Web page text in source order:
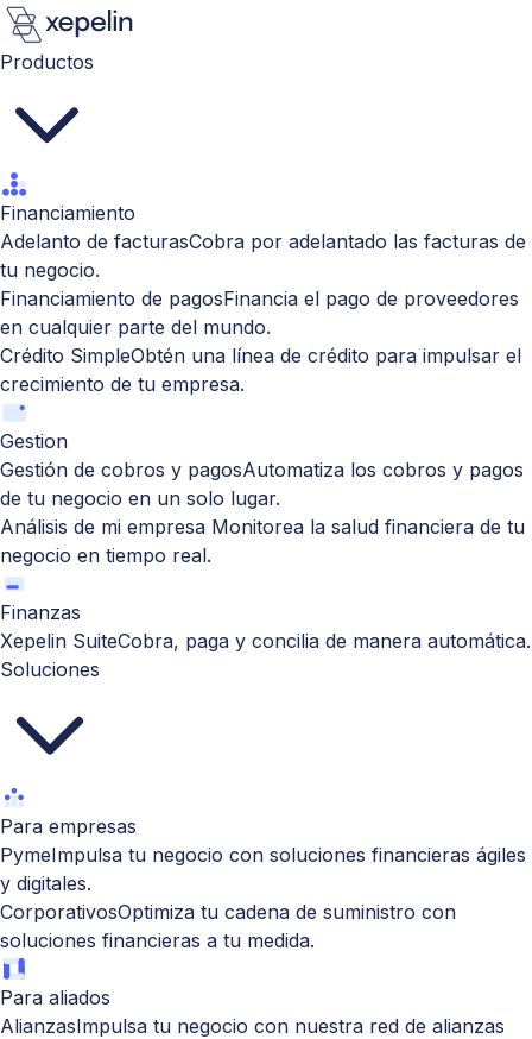
Productos
Financiamiento
Adelanto de facturasCobra por adelantado las facturas de
tu negocio.
Financiamiento de pagosFinancia el pago de proveedores
en cualquier parte del mundo.
Crédito SimpleObtén una línea de crédito para impulsar el
crecimiento de tu empresa.
Gestion
Gestión de cobros y pagosAutomatiza los cobros y pagos
de tu negocio en un solo lugar.
Análisis de mi empresa Monitorea la salud financiera de tu
negocio en tiempo real.
Finanzas
Xepelin SuiteCobra, paga y concilia de manera automática.
Soluciones
Para empresas
PymeImpulsa tu negocio con soluciones financieras ágiles
y digitales.
CorporativosOptimiza tu cadena de suministro con
soluciones financieras a tu medida.
Para aliados
AlianzasImpulsa tu negocio con nuestra red de alianzas